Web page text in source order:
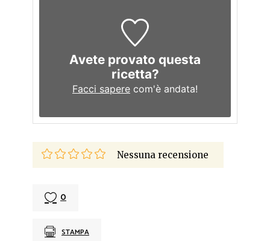
Avete provato questa
ricetta?
Facci sapere com'è andata!
Nessuna recensione
0
STAMPA